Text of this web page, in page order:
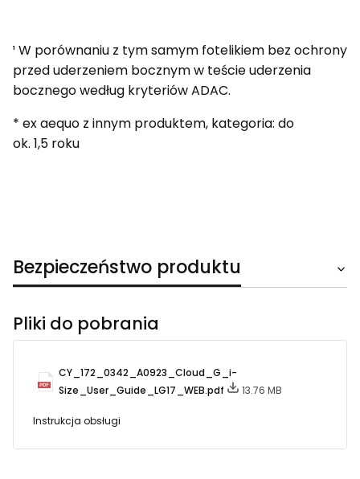
¹ W porównaniu z tym samym fotelikiem bez ochrony
przed uderzeniem bocznym w teście uderzenia
bocznego według kryteriów ADAC.
* ex aequo z innym produktem, kategoria: do
ok. 1,5 roku
Bezpieczeństwo produktu
Pliki do pobrania
CY_172_0342_A0923_Cloud_G_i-
Size_User_Guide_LG17_WEB.pdf
13.76 MB
Instrukcja obsługi